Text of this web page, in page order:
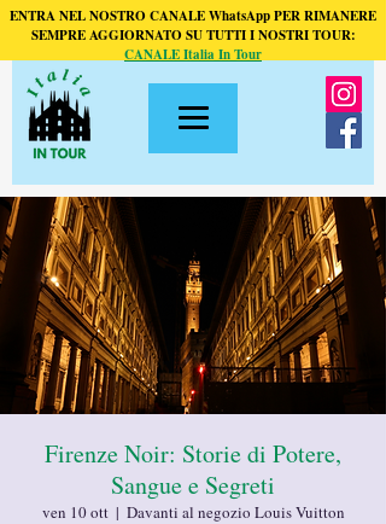
ENTRA NEL NOSTRO CANALE WhatsApp PER RIMANERE
SEMPRE AGGIORNATO SU TUTTI I NOSTRI TOUR:
CANALE Italia In Tour
Firenze Noir: Storie di Potere,
Sangue e Segreti
ven 10 ott
  |
Davanti al negozio Louis Vuitton